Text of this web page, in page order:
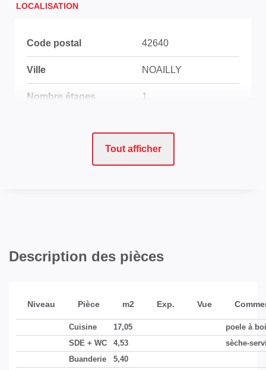
LOCALISATION
Code postal 42640
Ville NOAILLY
Nombre étages 1
ASPECTS FINANCIERS
Loyer mensuel HC 400 EUR
Prestations / charges
Taxe ordures
ménagères, ramonage
Tout afficher
Description des pièces
Niveau Pièce m2 Exp. Vue
Cuisine 17,05
poele à
SDE + WC
4,53
sèche-
Buanderie
5,40